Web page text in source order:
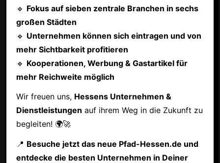
🔹 Fokus auf sieben zentrale Branchen in sechs
großen Städten
🔹 Unternehmen können sich eintragen und von
mehr Sichtbarkeit profitieren
🔹 Kooperationen, Werbung & Gastartikel für
mehr Reichweite möglich
Wir freuen uns, Hessens Unternehmen &
Dienstleistungen auf ihrem Weg in die Zukunft zu
begleiten! 🌍🚀
📍 Besuche jetzt das neue Pfad-Hessen.de und
entdecke die besten Unternehmen in Deiner